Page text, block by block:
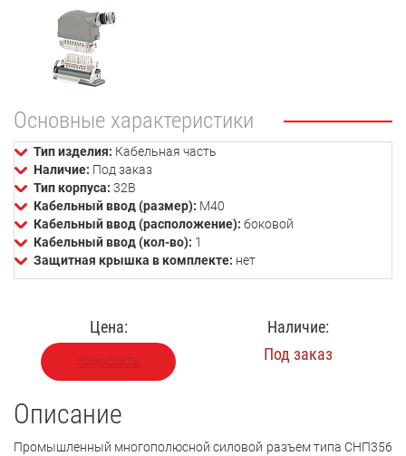
Основные характеристики
Тип изделия: Кабельная часть
Наличие: Под заказ
Тип корпуса: 32В
Кабельный ввод (размер): М40
Кабельный ввод (расположение): боковой
Кабельный ввод (кол-во): 1
Защитная крышка в комплекте: нет
Цена:
Запросить
Наличие:
Под заказ
Описание
Промышленный многополюсной силовой разъем типа СНП356